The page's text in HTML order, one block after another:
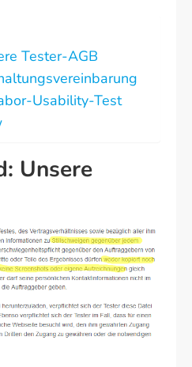
Tester-AGB
Usability-Test
Unsere